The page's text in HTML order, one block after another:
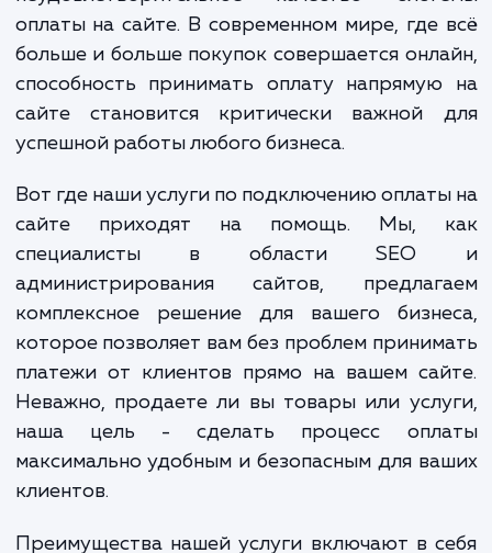
сталкиваются владельцы сайтов в
является отсутствие
неудовлетворительное качество
оплаты на сайте. В современном мире, где
больше и больше покупок совершается
сайте становится критически важной
успешной работы любого бизнеса.
Вот где наши услуги по подключению
сайте приходят на помощь. Мы,
специалисты в области
администрирования сайтов,
комплексное решение для вашего
которое позволяет вам без проблем
платежи от клиентов прямо на вашем
Неважно, продаете ли вы товары или